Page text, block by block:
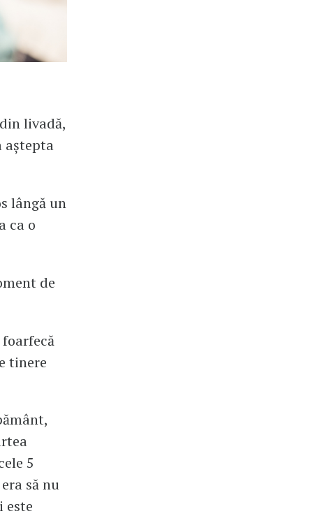
livadă,
aștepta
lângă un
ca o
de
tinere
5
să nu
este